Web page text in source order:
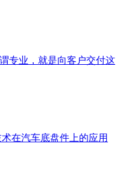
专业，就是向客户交付这
在汽车底盘件上的应用